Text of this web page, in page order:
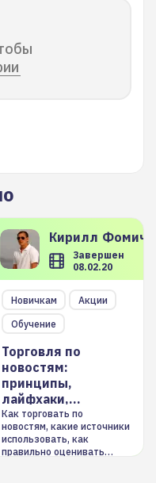
Кирилл
Завершен
08.02.20
Новичкам
Акции
Обучение
Торговля по
новостям:
принципы,
лайфхаки,
инструменты
Как торговать по
новостям, какие источники
использовать, как
правильно оценивать